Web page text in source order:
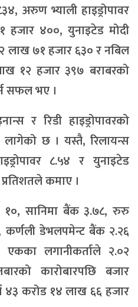
अरुण भ्याली हाइड्रोपावर
४००, युनाइटेड मोदी
लाख ७१ हजार ६३० र नबिल
१२ हजार ३९७ बराबरको
सफल भए ।
र रिडी हाइड्रोपावरको
छ । यस्तै, रिलायन्स
८.५४ र युनाइटेड
कमाए ।
१०, सानिमा बैंक ३.७८, रुरु
कर्णली डेभलपमेन्ट बैंक २.२६
लगानीकर्ताले २.०२
कारोबारपछि बजार
४३ करोड १४ लाख ६६ हजार